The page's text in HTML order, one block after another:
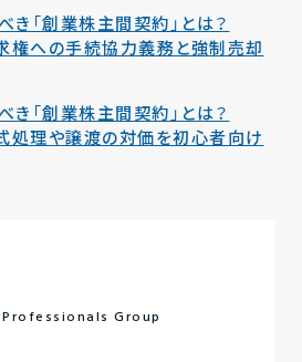
「創業株主間契約」とは？
権への手続協力義務と強制売却
「創業株主間契約」とは？
処理や譲渡の対価を初心者向け
Professionals Group